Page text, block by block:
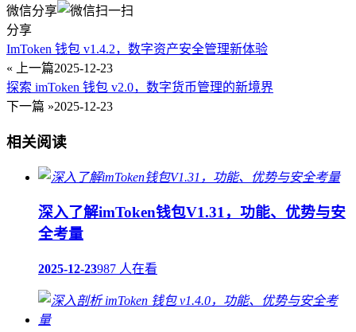
微信分享
分享
ImToken 钱包 v1.4.2，数字资产安全管理新体验
« 上一篇2025-12-23
探索 imToken 钱包 v2.0，数字货币管理的新境界
下一篇 »2025-12-23
相关阅读
深入了解imToken钱包V1.31，功能、优势与安
全考量
2025-12-23987 人在看